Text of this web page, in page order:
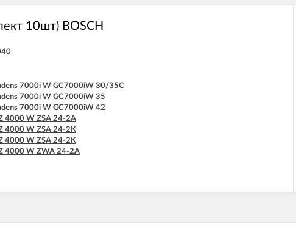
10шт) BOSCH
7000i W GC7000iW 30/35C
7000i W GC7000iW 35
7000i W GC7000iW 42
4000 W ZSA 24-2A
4000 W ZSA 24-2K
4000 W ZSA 24-2K
4000 W ZWA 24-2A
4000 W ZWA 24-2K